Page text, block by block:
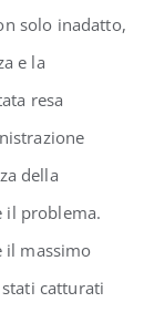
solo inadatto,
e la
resa
della
il problema.
il massimo
catturati